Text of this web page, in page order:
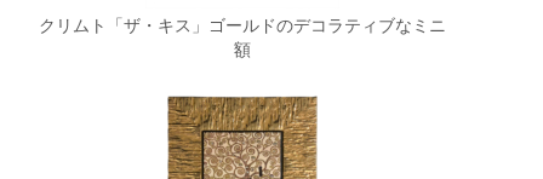
クリムト「ザ・キス」ゴールドのデコラティブなミニ
額